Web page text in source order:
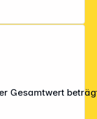
Gesamtwert